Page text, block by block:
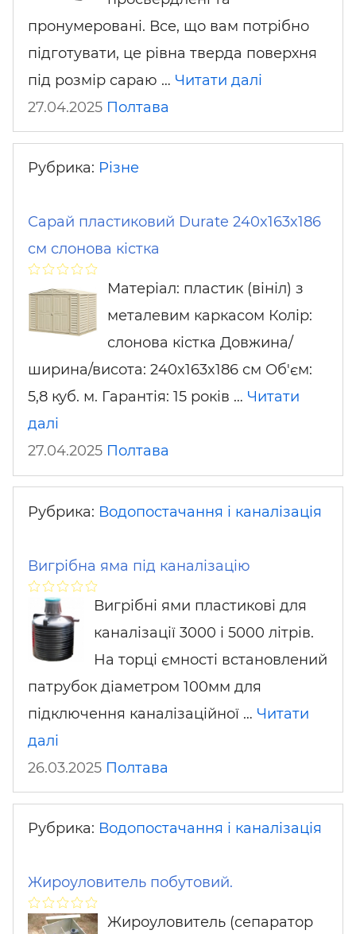
пронумеровані. Все, що вам потрібно
підготувати, це рівна тверда поверхня
під розмір сараю … Читати далі
27.04.2025 Полтава
Рубрика: Різне
Сарай пластиковий Durate 240x163x186
см слонова кістка
Матеріал: пластик (вініл) з
металевим каркасом Колір:
слонова кістка Довжина/
ширина/висота: 240x163x186 см Об'єм:
5,8 куб. м. Гарантія: 15 років … Читати
далі
27.04.2025 Полтава
Рубрика: Водопостачання і каналізація
Вигрібна яма під каналізацію
Вигрібні ями пластикові для
каналізації 3000 і 5000 літрів.
На торці ємності встановлений
патрубок діаметром 100мм для
підключення каналізаційної … Читати
далі
26.03.2025 Полтава
Рубрика: Водопостачання і каналізація
Жироуловитель побутовий.
Жироуловитель (сепаратор